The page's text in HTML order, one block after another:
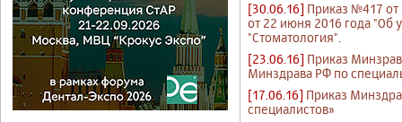
[30.06.16] Приказ №417
от 22 июня 2016 года "Об
"Стоматология".
[23.06.16] Приказ
Минздрава РФ по
[17.06.16] Приказ
специалистов»